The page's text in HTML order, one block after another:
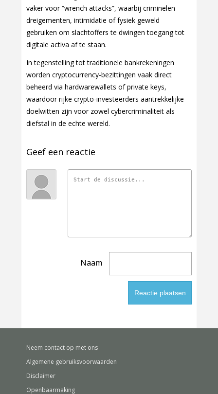
vaker voor “wrench attacks”, waarbij criminelen
dreigementen, intimidatie of fysiek geweld
gebruiken om slachtoffers te dwingen toegang tot
digitale activa af te staan.
In tegenstelling tot traditionele bankrekeningen
worden cryptocurrency-bezittingen vaak direct
beheerd via hardwarewallets of private keys,
waardoor rijke crypto-investeerders aantrekkelijke
doelwitten zijn voor zowel cybercriminaliteit als
diefstal in de echte wereld.
Geef een reactie
Naam
Neem contact op met ons
Algemene gebruiksvoorwaarden
Disclaimer
Openbaarmaking